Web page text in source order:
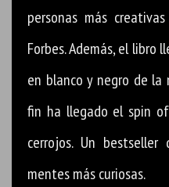
personas más
Forbes. Además, el libro
en blanco y negro de la
fin ha llegado el spin
cerrojos. Un
mentes más curiosas.